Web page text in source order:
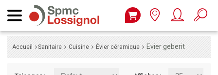
Accueil Sanitaire Cuisine Évier céramique Evier geberit